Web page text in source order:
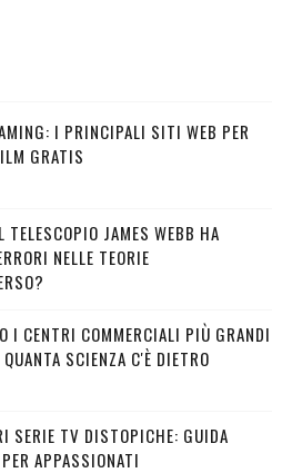
I PRINCIPALI SITI WEB PER
GRATIS
TELESCOPIO JAMES WEBB HA
NELLE TEORIE
I CENTRI COMMERCIALI PIÙ GRANDI
SCIENZA C'È DIETRO
SERIE TV DISTOPICHE: GUIDA
APPASSIONATI